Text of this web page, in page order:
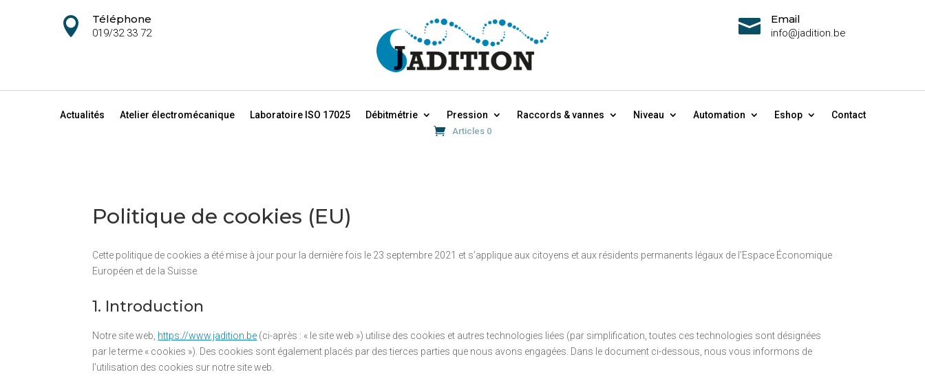
 Téléphone
019/32 33 72  Email
info@jadition.be
Actualités Atelier électromécanique Laboratoire ISO 17025 Débitmétrie Pression Raccords & vannes Niveau Automation Eshop Contact
Articles 0
Politique de cookies (EU)
Cette politique de cookies a été mise à jour pour la dernière fois le 23 septembre 2021 et s’applique aux citoyens et aux résidents permanents légaux de l’Espace Économique
Européen et de la Suisse.
1. Introduction
Notre site web, https://www.jadition.be (ci-après : « le site web ») utilise des cookies et autres technologies liées (par simplification, toutes ces technologies sont désignées
par le terme « cookies »). Des cookies sont également placés par des tierces parties que nous avons engagées. Dans le document ci-dessous, nous vous informons de
l’utilisation des cookies sur notre site web.